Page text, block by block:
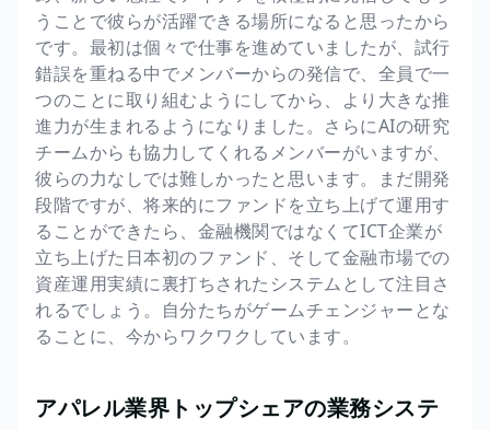
うことで彼らが活躍できる場所になると思ったから
です。最初は個々で仕事を進めていましたが、試行
錯誤を重ねる中でメンバーからの発信で、全員で一
つのことに取り組むようにしてから、より大きな推
進力が生まれるようになりました。さらにAIの研究
チームからも協力してくれるメンバーがいますが、
彼らの力なしでは難しかったと思います。まだ開発
段階ですが、将来的にファンドを立ち上げて運用す
ることができたら、金融機関ではなくてICT企業が
立ち上げた日本初のファンド、そして金融市場での
資産運用実績に裏打ちされたシステムとして注目さ
れるでしょう。自分たちがゲームチェンジャーとな
ることに、今からワクワクしています。
アパレル業界トップシェアの業務システ